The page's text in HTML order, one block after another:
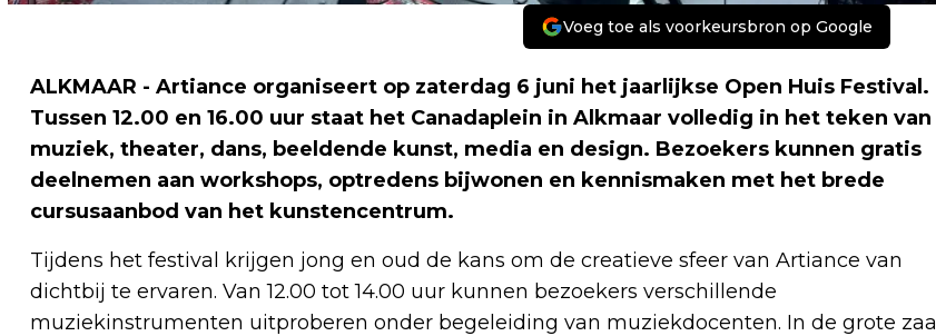
Voeg toe als voorkeursbron op Google
ALKMAAR - Artiance organiseert op zaterdag 6 juni het jaarlijkse Open Huis Festival.
Tussen 12.00 en 16.00 uur staat het Canadaplein in Alkmaar volledig in het teken van
muziek, theater, dans, beeldende kunst, media en design. Bezoekers kunnen gratis
deelnemen aan workshops, optredens bijwonen en kennismaken met het brede
cursusaanbod van het kunstencentrum.
Tijdens het festival krijgen jong en oud de kans om de creatieve sfeer van Artiance van
dichtbij te ervaren. Van 12.00 tot 14.00 uur kunnen bezoekers verschillende
muziekinstrumenten uitproberen onder begeleiding van muziekdocenten. In de grote zaal